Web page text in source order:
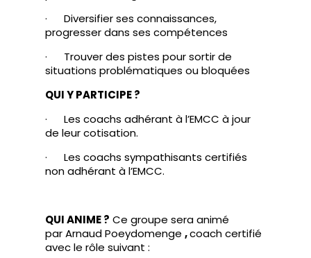
· Diversifier ses connaissances,
progresser dans ses compétences
· Trouver des pistes pour sortir de
situations problématiques ou bloquées
QUI Y PARTICIPE ?
· Les coachs adhérant à l’EMCC à jour
de leur cotisation.
· Les coachs sympathisants certifiés
non adhérant à l’EMCC.
QUI ANIME ? Ce groupe sera animé
par Arnaud Poeydomenge ,coach certifié
avec le rôle suivant :